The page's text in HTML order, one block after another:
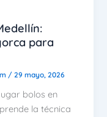
para
/29 mayo, 2026
bolos en
la técnica